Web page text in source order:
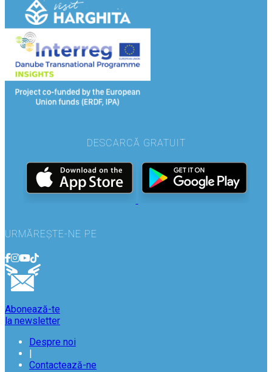
DESCARCĂ GRATUIT
URMĂREȘTE-NE PE
Abonează-te
la newsletter
Despre noi
Contactează-ne